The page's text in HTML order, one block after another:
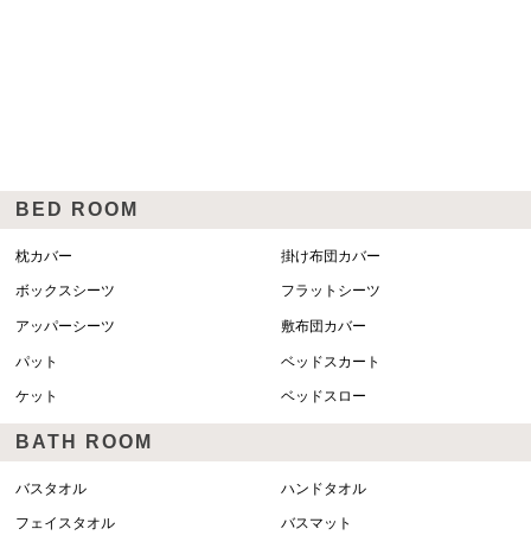
BED ROOM
枕カバー 掛け布団カバー
ボックスシーツ フラットシーツ
アッパーシーツ 敷布団カバー
パット ベッドスカート
ケット ベッドスロー
BATH ROOM
バスタオル ハンドタオル
フェイスタオル バスマット